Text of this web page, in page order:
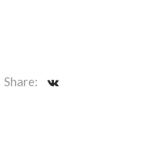
Share: